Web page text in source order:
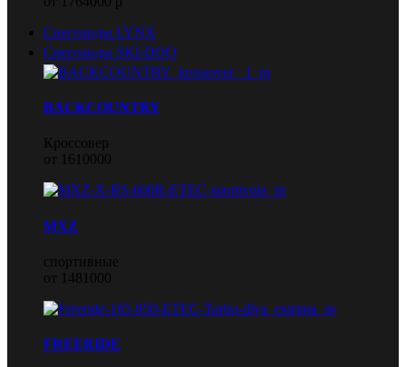
Снегоходы LYNX
Снегоходы SKI-DOO
BACKCOUNTRY
Кроссовер
от 1610000
MXZ
спортивные
от 1481000
FREERIDE